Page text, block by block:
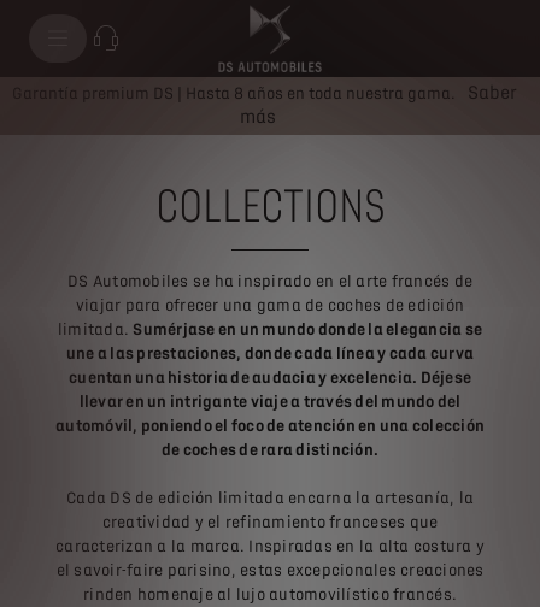
Garantía premium DS | Hasta 8 años en toda nuestra gama.
Saber
más
COLLECTIONS
DS Automobiles se ha inspirado en el arte francés de
viajar para ofrecer una gama de coches de edición
limitada. Sumérjase en un mundo donde la elegancia se
une a las prestaciones, donde cada línea y cada curva
cuentan una historia de audacia y excelencia. Déjese
llevar en un intrigante viaje a través del mundo del
automóvil, poniendo el foco de atención en una colección
de coches de rara distinción.
Cada DS de edición limitada encarna la artesanía, la
creatividad y el refinamiento franceses que
caracterizan a la marca. Inspiradas en la alta costura y
el savoir-faire parisino, estas excepcionales creaciones
rinden homenaje al lujo automovilístico francés.